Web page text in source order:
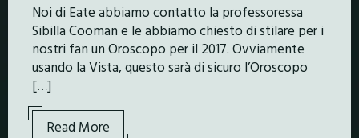
Noi di Eate abbiamo contatto la professoressa
Sibilla Cooman e le abbiamo chiesto di stilare per i
nostri fan un Oroscopo per il 2017. Ovviamente
usando la Vista, questo sarà di sicuro l’Oroscopo
[…]
Read More